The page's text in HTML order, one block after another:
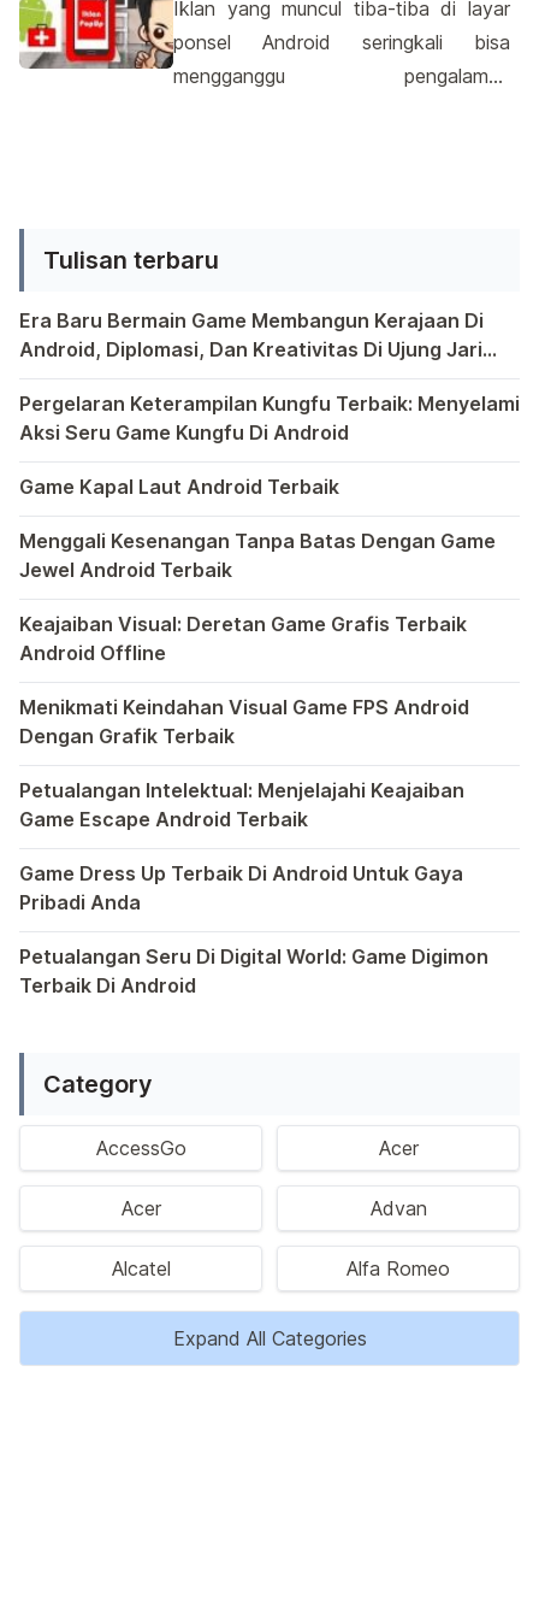
terhadap desainnya. Setelah
meluncurkan beberapa smartphone
dengan seri yang sama seperti
Iklan yang muncul tiba-tiba di layar
ponsel Android seringkali bisa
mengganggu pengalaman
ambil adalah dengan memeriksa
pengaturan aplikasi. Beberapa aplikasi
memiliki opsi untuk menonaktifkan
iklan yang muncul di […]
Tulisan terbaru
Era Baru Bermain Game Membangun Kerajaan Di
Android, Diplomasi, Dan Kreativitas Di Ujung Jari
Anda
Bermain game di platform Android telah menjadi bagian
Pergelaran Keterampilan Kungfu Terbaik: Menyelami
Aksi Seru Game Kungfu Di Android
Dunia game selalu menawarkan pengalaman yang
Game Kapal Laut Android Terbaik
Di dunia game Android yang kaya dengan berbagai jenis
Menggali Kesenangan Tanpa Batas Dengan Game
Jewel Android Terbaik
Dalam hiruk-pikuk dunia game Android, ada satu genre
Keajaiban Visual: Deretan Game Grafis Terbaik
Android Offline
Ponsel pintar telah mengubah cara kita bermain game,
Menikmati Keindahan Visual Game FPS Android
Dengan Grafik Terbaik
Semakin berkembangnya teknologi di era digital saat ini,
Petualangan Intelektual: Menjelajahi Keajaiban
Game Escape Android Terbaik
Dalam dunia game Android, genre escape telah mencuri
Game Dress Up Terbaik Di Android Untuk Gaya
Pribadi Anda
Saat ini, platform Android telah menjadi wadah kreativitas
Petualangan Seru Di Digital World: Game Digimon
Terbaik Di Android
Category
AccessGo Acer
Acer Advan
Alcatel Alfa Romeo
Expand All Categories